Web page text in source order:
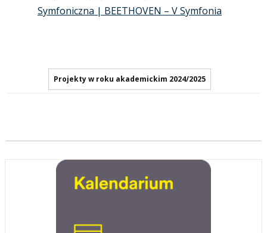
Symfoniczna | BEETHOVEN – V Symfonia
Projekty w roku akademickim 2024/2025